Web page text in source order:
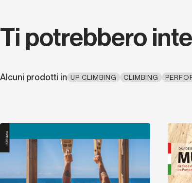
Ti potrebbero
Alcuni prodotti in UP CLIMBING CLIMBING